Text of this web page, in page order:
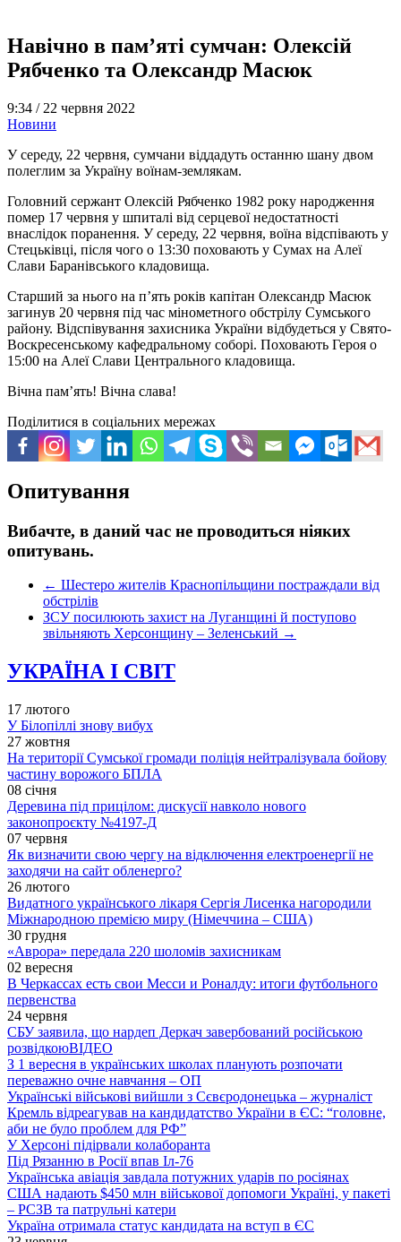
Навічно в пам’яті сумчан: Олексій
Рябченко та Олександр Масюк
9:34 / 22 червня 2022
Новини
У середу, 22 червня, сумчани віддадуть останню шану двом
полеглим за Україну воїнам-землякам.
Головний сержант Олексій Рябченко 1982 року народження
помер 17 червня у шпиталі від серцевої недостатності
внаслідок поранення. У середу, 22 червня, воїна відспівають у
Стецьківці, після чого о 13:30 поховають у Сумах на Алеї
Слави Баранівського кладовища.
Старший за нього на п’ять років капітан Олександр Масюк
загинув 20 червня під час мінометного обстрілу Сумського
району. Відспівування захисника України відбудеться у Свято-
Воскресенському кафедральному соборі. Поховають Героя о
15:00 на Алеї Слави Центрального кладовища.
Вічна пам’ять! Вічна слава!
Поділитися в соціальних мережах
Опитування
Вибачте, в даний час не проводиться ніяких
опитувань.
← Шестеро жителів Краснопільщини постраждали від
обстрілів
ЗСУ посилюють захист на Луганщині й поступово
звільняють Херсонщину – Зеленський →
УКРАЇНА І СВІТ
17 лютого
У Білопіллі знову вибух
27 жовтня
На території Сумської громади поліція нейтралізувала бойову
частину ворожого БПЛА
08 січня
Деревина під прицілом: дискусії навколо нового
законопроєкту №4197-Д
07 червня
Як визначити свою чергу на відключення електроенергії не
заходячи на сайт обленерго?
26 лютого
Видатного українського лікаря Сергія Лисенка нагородили
Міжнародною премією миру (Німеччина – США)
30 грудня
«Аврора» передала 220 шоломів захисникам
02 вересня
В Черкассах есть свои Месси и Роналду: итоги футбольного
первенства
24 червня
СБУ заявила, що нардеп Деркач завербований російською
розвідкоюВІДЕО
З 1 вересня в українських школах планують розпочати
переважно очне навчання – ОП
Українські військові вийшли з Сєвєродонецька – журналіст
Кремль відреагував на кандидатство України в ЄС: “головне,
аби не було проблем для РФ”
У Херсоні підірвали колаборанта
Під Рязанню в Росії впав Іл-76
Українська авіація завдала потужних ударів по росіянах
США надають $450 млн військової допомоги Україні, у пакеті
– РСЗВ та патрульні катери
Україна отримала статус кандидата на вступ в ЄС